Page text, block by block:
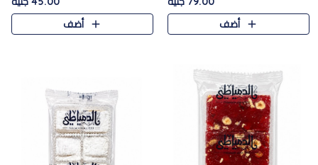
الفاخرة، يقدم المذاق الحلو
الطبيعي لقمر الدين و تجمع بين
أضف
بسخاء بالفول السوداني المحمص
لتمنحك توازنًا رائعًا ..أضف